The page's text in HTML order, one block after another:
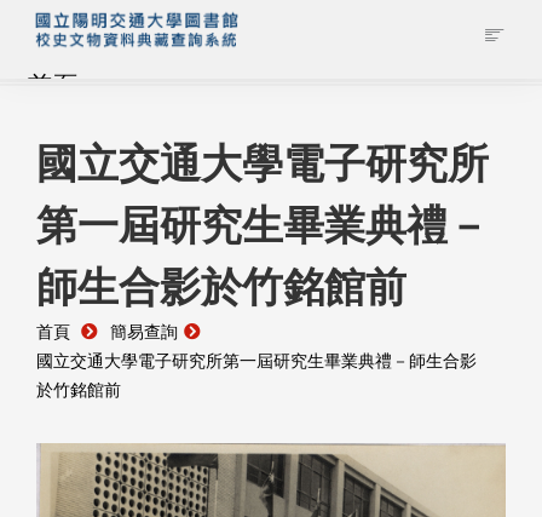
首頁
藏品查詢
校史館簡介
藏品清單全覽
資料調閱申請
國立交通大學電子研究所
第一屆研究生畢業典禮－
師生合影於竹銘館前
首頁
簡易查詢
國立交通大學電子研究所第一屆研究生畢業典禮－師生合影
於竹銘館前